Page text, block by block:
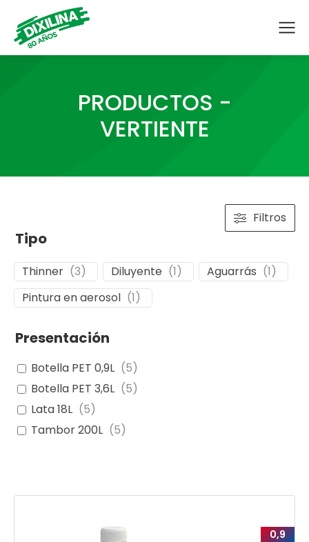
PRODUCTOS -
VERTIENTE
Filtros
Tipo
Thinner (3) Diluyente (1) Aguarrás (1)
Pintura en aerosol (1)
Presentación
Botella PET 0,9L (5)
Botella PET 3,6L (5)
Lata 18L (5)
Tambor 200L (5)
0,9